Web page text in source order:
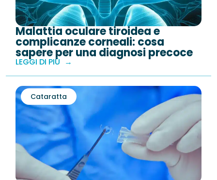
Malattia oculare tiroidea e
complicanze corneali: cosa
sapere per una diagnosi precoce
LEGGI DI PIÙ
Cataratta